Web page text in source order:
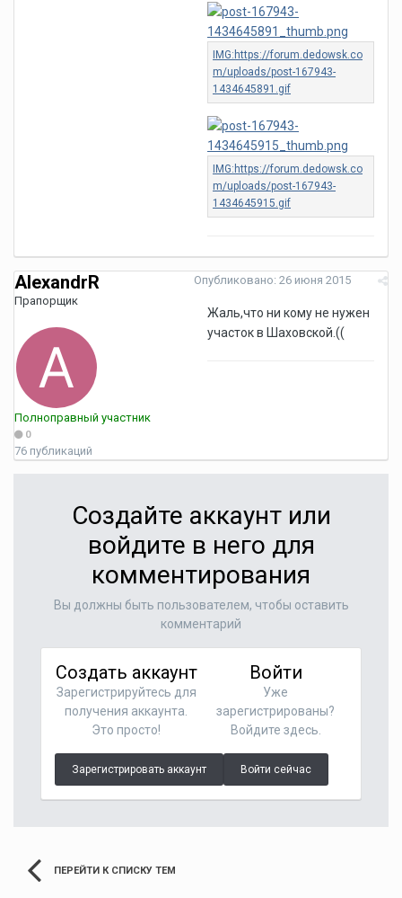
AlexandrR
Прапорщик
Полноправный участник
0
76 публикаций
Опубликовано: 26 июня 2015
Жаль,что ни кому не нужен
участок в Шаховской.((
Создайте аккаунт или
войдите в него для
комментирования
Вы должны быть пользователем, чтобы оставить
комментарий
Создать аккаунт
Зарегистрируйтесь для
получения аккаунта.
Это просто!
Зарегистрировать аккаунт
Войти
Уже
зарегистрированы?
Войдите здесь.
Войти сейчас
ПЕРЕЙТИ К СПИСКУ ТЕМ